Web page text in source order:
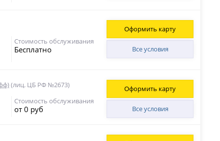
Стоимость обслуживания
Бесплатно Все условия
Оформить карту
(лиц. ЦБ РФ №2673)
Стоимость обслуживания
от 0 руб Все условия
Оформить карту